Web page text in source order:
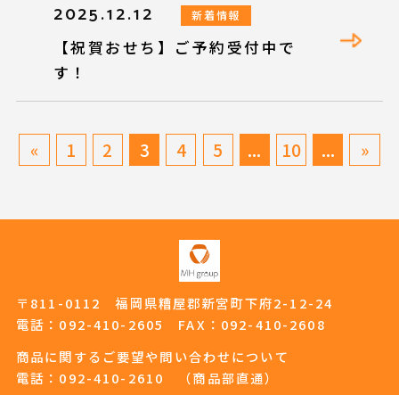
2025.12.12 新着情報
【祝賀おせち】ご予約受付中で
す！
« 1 2 3 4 5 ... 10 ... »
〒811-0112 福岡県糟屋郡新宮町下府2-12-24
電話： 092-410-2605
FAX：092-410-2608
商品に関するご要望や問い合わせについて
電話： 092-410-2610 （商品部直通）